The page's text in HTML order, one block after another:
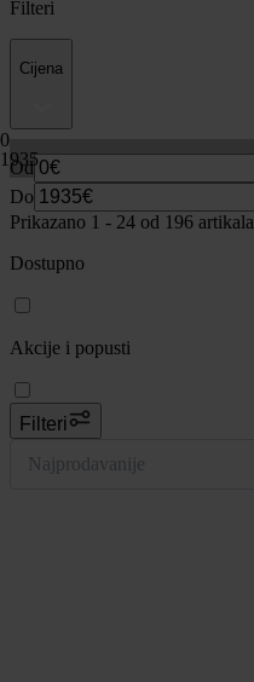
Filteri
Cijena
0
1935
Od
Do
Prikazano 1 - 24 od 196 artikala
Dostupno
Akcije i popusti
Filteri
Najprodavanije